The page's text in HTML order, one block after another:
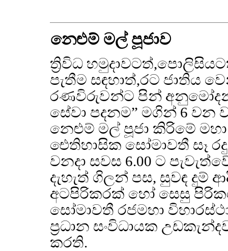
නෙළුම් මල් පූජාව
ත්‍රිවිධ
පැතීම සඳහාත්,රට ජාතිය
රණවිරුවන්ට පින්
සේවා පදනම” මගින් 6 වන
නෙළුම් මල් පූජා කිරිමේ
ඓතිහාසික සෝමාවතී සෑ
වනදා සවස 6.00 ට
දැහැත් ගිලන් පස, සුවඳ දුම්
අටපිරිකරක් හෝ සෙසු
සෝමාවතී රජමහා
ප්‍රධාන සංවිධායක
කරති.